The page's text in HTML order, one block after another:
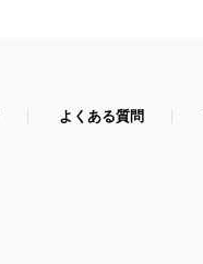
よくある質問